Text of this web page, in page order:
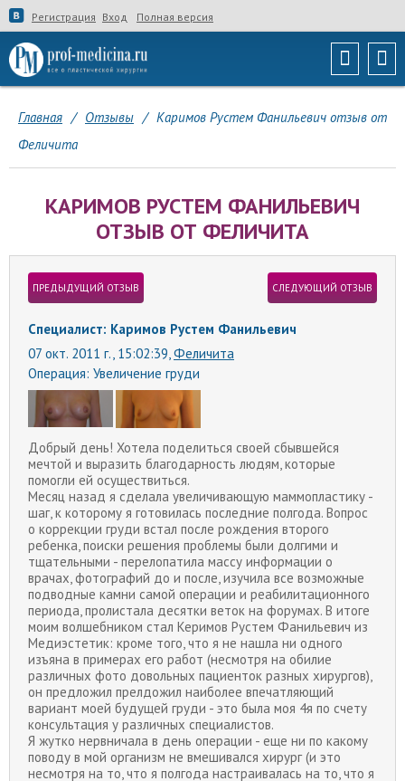
Регистрация Вход Полная версия
Главная / Отзывы / Каримов Рустем Фанильевич отзыв от
Феличита
КАРИМОВ РУСТЕМ ФАНИЛЬЕВИЧ
ОТЗЫВ ОТ ФЕЛИЧИТА
ПРЕДЫДУЩИЙ ОТЗЫВ СЛЕДУЮЩИЙ ОТЗЫВ
Специалист: Каримов Рустем Фанильевич
07 окт. 2011 г., 15:02:39, Феличита
Операция: Увеличение груди
Добрый день! Хотела поделиться своей сбывшейся
мечтой и выразить благодарность людям, которые
помогли ей осуществиться.
Месяц назад я сделала увеличивающую маммопластику -
шаг, к которому я готовилась последние полгода. Вопрос
о коррекции груди встал после рождения второго
ребенка, поиски решения проблемы были долгими и
тщательными - перелопатила массу информации о
врачах, фотографий до и после, изучила все возможные
подводные камни самой операции и реабилитационного
периода, пролистала десятки веток на форумах. В итоге
моим волшебником стал Керимов Рустем Фанильевич из
Медиэстетик: кроме того, что я не нашла ни одного
изъяна в примерах его работ (несмотря на обилие
различных фото довольных пациенток разных хирургов),
он предложил прелдожил наиболее впечатляющий
вариант моей будущей груди - это была моя 4я по счету
консультация у различных специалистов.
Я жутко нервничала в день операции - еще ни по какому
поводу в мой организм не вмешивался хирург (и это
несмотря на то, что я полгода настраивалась на то, что я